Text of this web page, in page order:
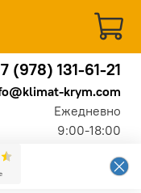
(978) 131-61-21
krym.com
Ежедневно
9:00-18:00